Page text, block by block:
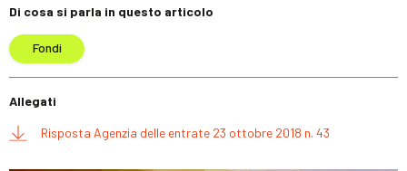
Di cosa si parla in questo articolo
Fondi
Allegati
Risposta Agenzia delle entrate 23 ottobre 2018 n. 43